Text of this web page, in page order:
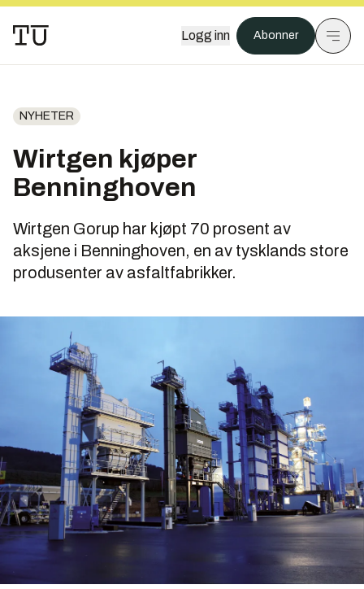
Logg inn Abonner
NYHETER
Wirtgen kjøper
Benninghoven
Wirtgen Gorup har kjøpt 70 prosent av
aksjene i Benninghoven, en av tysklands store
produsenter av asfaltfabrikker.